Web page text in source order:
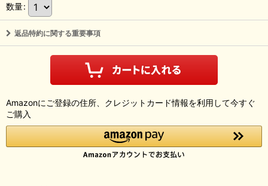
数量:
返品特約に関する重要事項
Amazonにご登録の住所、クレジットカード情報を利用して今すぐ
ご購入